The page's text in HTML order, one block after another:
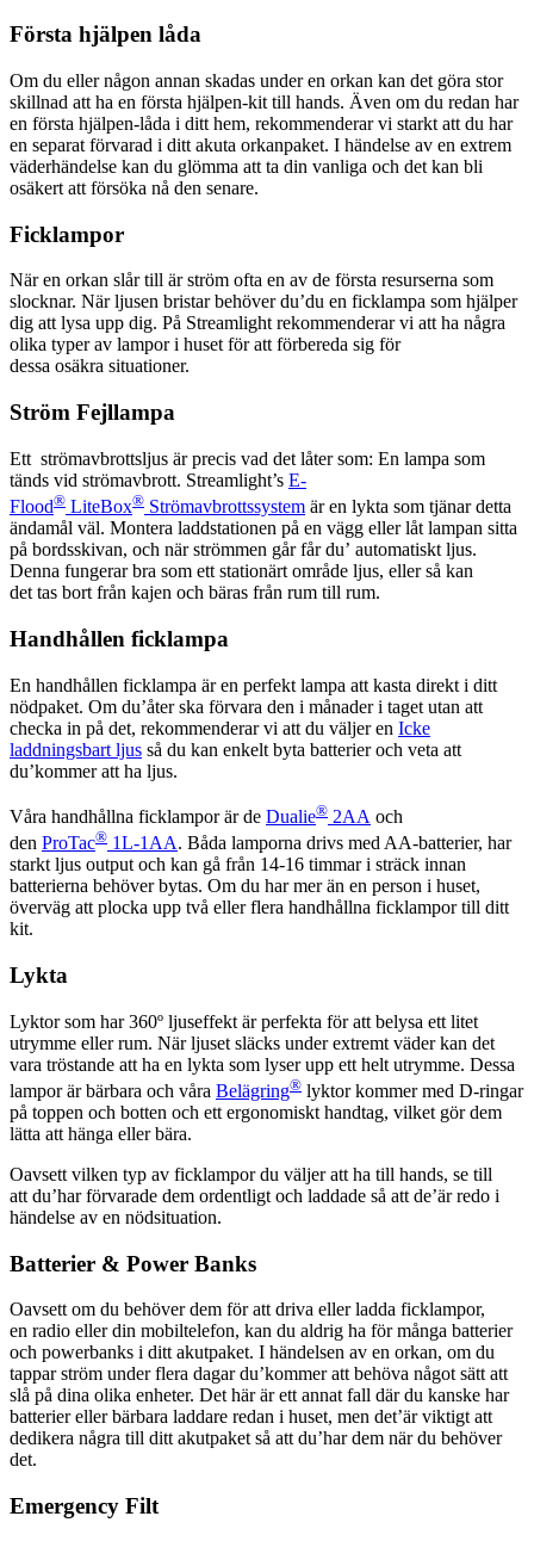
Första hjälpen låda
Om du eller någon annan skadas under en orkan kan det göra stor
skillnad att ha en första hjälpen-kit till hands. Även om du redan har
en första hjälpen-låda i ditt hem, rekommenderar vi starkt att du har
en separat förvarad i ditt akuta orkanpaket. I händelse av en extrem
väderhändelse kan du glömma att ta din vanliga och det kan bli
osäkert att försöka nå den senare.
Ficklampor
När en orkan slår till är ström ofta en av de första resurserna som
slocknar. När ljusen bristar behöver du’du en ficklampa som hjälper
dig att lysa upp dig. På Streamlight rekommenderar vi att ha några
olika typer av lampor i huset för att förbereda sig för
dessa osäkra situationer.
Ström Fejllampa
Ett strömavbrottsljus är precis vad det låter som: En lampa som
tänds vid strömavbrott. Streamlight’s E-
Flood® LiteBox® Strömavbrottssystem är en lykta som tjänar detta
ändamål väl. Montera laddstationen på en vägg eller låt lampan sitta
på bordsskivan, och när strömmen går får du’ automatiskt ljus.
Denna fungerar bra som ett stationärt område ljus, eller så kan
det tas bort från kajen och bäras från rum till rum.
Handhållen ficklampa
En handhållen ficklampa är en perfekt lampa att kasta direkt i ditt
nödpaket. Om du’åter ska förvara den i månader i taget utan att
checka in på det, rekommenderar vi att du väljer en Icke
laddningsbart ljus så du kan enkelt byta batterier och veta att
du’kommer att ha ljus.
Våra handhållna ficklampor är de Dualie® 2AA och
den ProTac® 1L-1AA. Båda lamporna drivs med AA-batterier, har
starkt ljus output och kan gå från 14-16 timmar i sträck innan
batterierna behöver bytas. Om du har mer än en person i huset,
överväg att plocka upp två eller flera handhållna ficklampor till ditt
kit.
Lykta
Lyktor som har 360º ljuseffekt är perfekta för att belysa ett litet
utrymme eller rum. När ljuset släcks under extremt väder kan det
vara tröstande att ha en lykta som lyser upp ett helt utrymme. Dessa
lampor är bärbara och våra Belägring® lyktor kommer med D-ringar
på toppen och botten och ett ergonomiskt handtag, vilket gör dem
lätta att hänga eller bära.
Oavsett vilken typ av ficklampor du väljer att ha till hands, se till
att du’har förvarade dem ordentligt och laddade så att de’är redo i
händelse av en nödsituation.
Batterier & Power Banks
Oavsett om du behöver dem för att driva eller ladda ficklampor,
en radio eller din mobiltelefon, kan du aldrig ha för många batterier
och powerbanks i ditt akutpaket. I händelsen av en orkan, om du
tappar ström under flera dagar du’kommer att behöva något sätt att
slå på dina olika enheter. Det här är ett annat fall där du kanske har
batterier eller bärbara laddare redan i huset, men det’är viktigt att
dedikera några till ditt akutpaket så att du’har dem när du behöver
det.
Emergency Filt